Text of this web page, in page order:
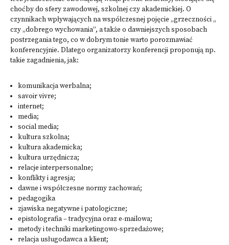
choćby do sfery zawodowej, szkolnej czy akademickiej. O
czynnikach wpływających na współczesnej pojęcie „grzeczności „
czy „dobrego wychowania”, a także o dawniejszych sposobach
postrzegania tego, co w dobrym tonie warto porozmawiać
konferencyjnie. Dlatego organizatorzy konferencji proponują np.
takie zagadnienia, jak:
komunikacja werbalna;
savoir vivre;
internet;
media;
social media;
kultura szkolna;
kultura akademicka;
kultura urzędnicza;
relacje interpersonalne;
konflikty i agresja;
dawne i współczesne normy zachowań;
pedagogika
zjawiska negatywne i patologiczne;
epistolografia – tradycyjna oraz e-mailowa;
metody i techniki marketingowo-sprzedażowe;
relacja usługodawca a klient;